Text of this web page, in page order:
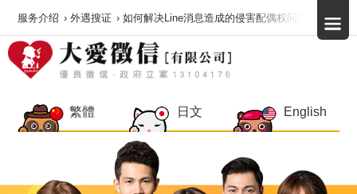
繁體 日文 English
服务介绍 › 外遇搜证 › 如何解决Line消息造成的侵害配偶权问题？